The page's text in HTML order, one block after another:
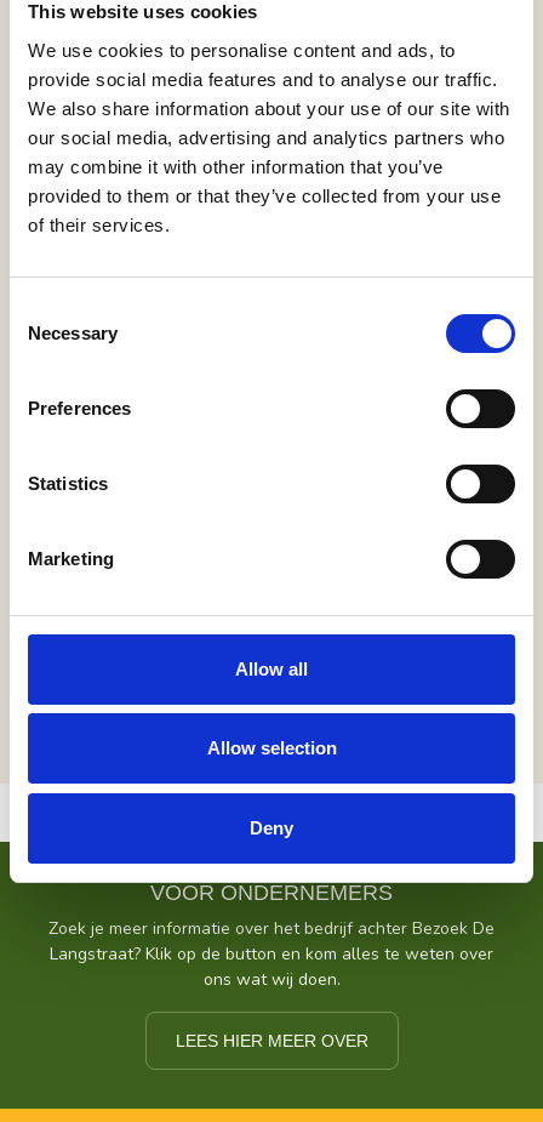
This website uses cookies
We use cookies to personalise content and ads, to
provide social media features and to analyse our traffic.
We also share information about your use of our site with
our social media, advertising and analytics partners who
may combine it with other information that you’ve
provided to them or that they’ve collected from your use
of their services.
Selection
Necessary
Preferences
Statistics
Marketing
Allow all
Allow selection
Deny
gebouw(d) om te blijven'.
In de gemeente Geertruidenberg worden de volgende
monumenten opengesteld voor het publiek:
Geertruidskerk, Elfhuizen 3, Geertruidenberg: zaterdag
13 september van 13.30-16.30 uur en zondag 14
Voormalig Stadhuis Geertruidenberg, Markt 36,
Geertruidenberg: zondag 14 september 11.00-15.00
uur. Rondleiding inbegrepen in de stadswandeling
zondag 14 september 11.00-17.00 uur
Museum De Roos geeft 50% korting op entree:
september 11.00-17.00 uur. Altijd gratis toegang met
Kijk op deagendavoor de gratis activiteiten tijdens
VOOR ONDERNEMERS
Zoek je meer informatie over het bedrijf achter Bezoek De
Langstraat? Klik op de button en kom alles te weten over
ons wat wij doen.
LEES HIER MEER OVER